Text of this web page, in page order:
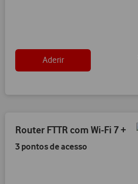
Aderir
Router FTTR com Wi-Fi 7 +
3 pontos de acesso